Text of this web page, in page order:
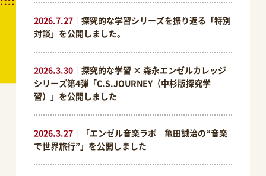
2026.7.27｜ 探究的な学習シリーズを振り返る「特別
対談」を公開しました。
2026.3.30｜ 探究的な学習 × 森永エンゼルカレッジ
シリーズ第4弾「C.S.JOURNEY（中杉版探究学
習）」を公開しました
2026.3.27｜
「エンゼル音楽ラボ 亀田誠治の“音楽
で世界旅行”」を公開しました